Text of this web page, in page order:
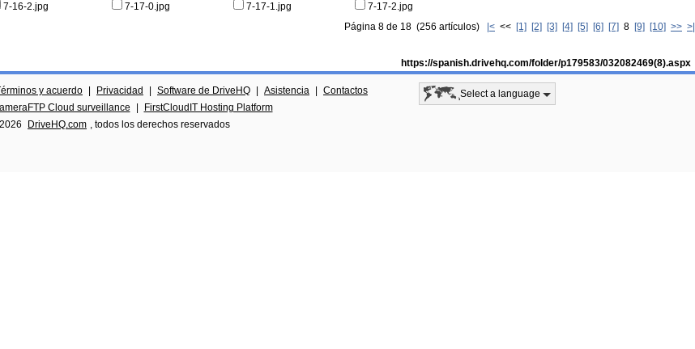
7-16-2.jpg 7-17-0.jpg 7-17-1.jpg
7-17-2.jpg
Página 8 de 18 (256 artículos)
|< << [1] [2] [3] [4] [5] [6] [7] 8 [9] [10] >> >|
https://spanish.drivehq.com/folder/p179583/032082469(8).aspx
y acuerdo Privacidad Software de DriveHQ Asistencia
Contactos
Cloud surveillance
FirstCloudIT Hosting Platform
2026 DriveHQ.com , todos los derechos reservados
Select a language